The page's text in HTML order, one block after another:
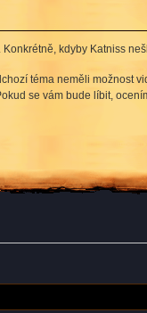
kdyby Katniss
téma neměli možnost
se vám bude líbit,